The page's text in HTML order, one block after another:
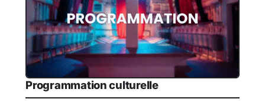
Programmation culturelle